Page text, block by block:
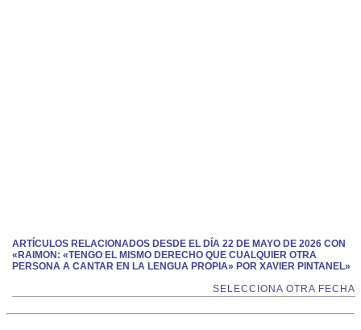
ARTÍCULOS RELACIONADOS DESDE EL DÍA 22 DE MAYO DE 2026 CON
«RAIMON: «TENGO EL MISMO DERECHO QUE CUALQUIER OTRA
PERSONA A CANTAR EN LA LENGUA PROPIA» POR XAVIER PINTANEL»
SELECCIONA OTRA FECHA